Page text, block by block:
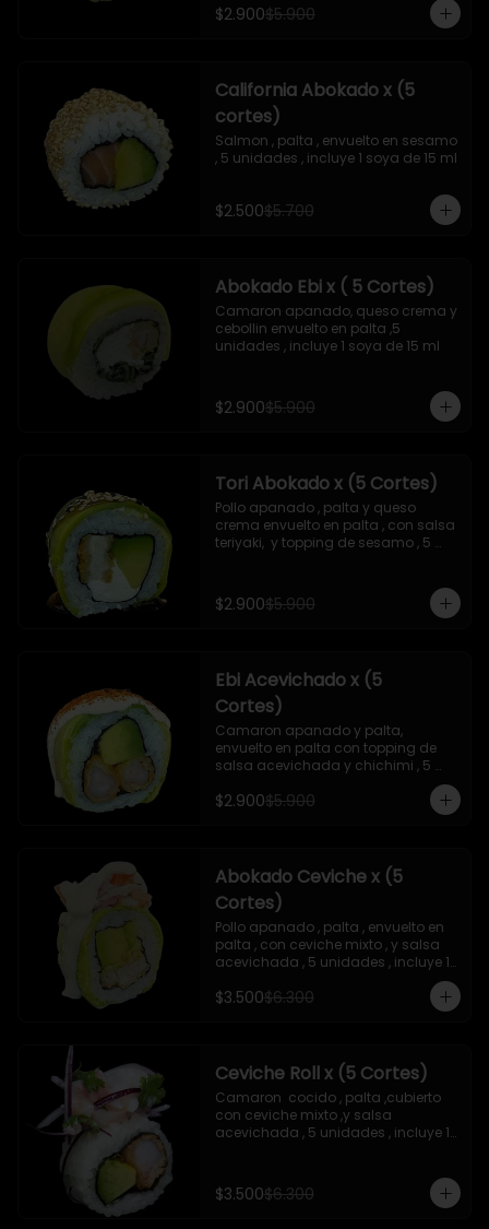
$2.900$5.900
California Abokado x (5
cortes)
Salmon , palta , envuelto en sesamo
, 5 unidades , incluye 1 soya de 15 ml
$2.500$5.700
Abokado Ebi x ( 5 Cortes)
Camaron apanado, queso crema y
cebollin envuelto en palta ,5
unidades , incluye 1 soya de 15 ml
$2.900$5.900
Tori Abokado x (5 Cortes)
Pollo apanado , palta y queso
crema envuelto en palta , con salsa
teriyaki,  y topping de sesamo , 5
$2.900$5.900
Ebi Acevichado x (5
Cortes)
Camaron apanado y palta,
envuelto en palta con topping de
salsa acevichada y chichimi , 5
unidades , incluye 1 soya de 15 ml
$2.900$5.900
Abokado Ceviche x (5
Cortes)
Pollo apanado , palta , envuelto en
palta , con ceviche mixto , y salsa
acevichada , 5 unidades , incluye 1
$3.500$6.300
Ceviche Roll x (5 Cortes)
Camaron  cocido , palta ,cubierto
con ceviche mixto ,y salsa
acevichada , 5 unidades , incluye 1
$3.500$6.300